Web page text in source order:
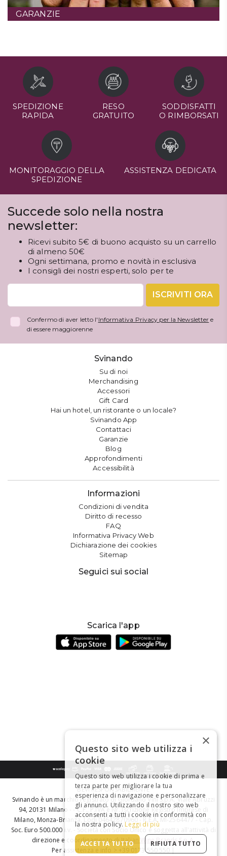
GARANZIE
SPEDIZIONE
RAPIDA
RESO
GRATUITO
SODDISFATTI
O RIMBORSATI
MONITORAGGIO DELLA
SPEDIZIONE
ASSISTENZA DEDICATA
Succede solo nella nostra
newsletter:
Ricevi subito 5€ di buono acquisto su un carrello
di almeno 50€
Ogni settimana, promo e novità in esclusiva
I consigli dei nostri esperti, solo per te
ISCRIVITI ORA
Confermo di aver letto l' Informativa Privacy per la Newsletter e
di essere maggiorenne
Svinando
Su di noi
Merchandising
Accessori
Gift Card
Hai un hotel, un ristorante o un locale?
Svinando App
Contattaci
Garanzie
Blog
Approfondimenti
Accessibilità
Informazioni
Condizioni di vendita
Diritto di recesso
FAQ
Informativa Privacy Web
Dichiarazione dei cookies
Sitemap
Seguici sui social
Scarica l'app
BEVI RESPONSABILMENTE
Svinando è un marchio registrato di Giordano Vini S.p.A. Viale Abruzzi
94, 20131 Milano - - C.F., P.IVA e Nr. Iscrizione Registro Imprese di
Milano, Monza-Brianza, Lodi 04642870960 - R.E.A. MI-2564477 - Cap.
Soc. Euro 500.000 i.v. - Società con Socio Unico e soggetta all'attività di
direzione e coordinamento diItalian Wine Brands S.p.A.
Per assistenza e info > +39 0173 550 550 |
×
Questo sito web utilizza i
cookie
Questo sito web utilizza i cookie di prima e
terza parte per migliorare la tua
esperienza di navigazione e personalizzare
gli annunci. Utilizzando il nostro sito web
acconsenti a tutti i cookie in conformità con
la nostra policy. Leggi di più
ACCETTA TUTTO RIFIUTA TUTTO